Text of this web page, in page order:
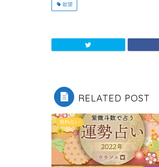
欲望
RELATED POST
無料占い